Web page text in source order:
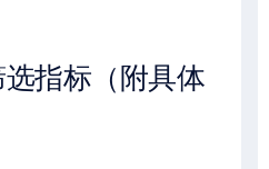
指标（附具体